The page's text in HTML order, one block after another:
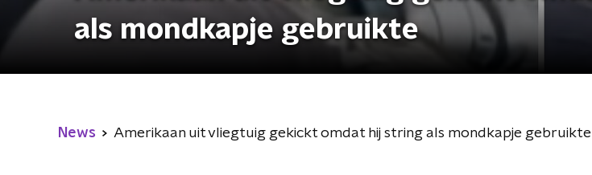
als mondkapje gebruikte
News Amerikaan uit vliegtuig gekickt omdat hij string als mondkapje gebruikte